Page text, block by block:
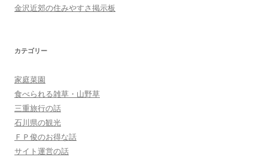
金沢近郊の住みやすさ掲示板
カテゴリー
家庭菜園
食べられる雑草・山野草
三重旅行の話
石川県の観光
ＦＰ俊のお得な話
サイト運営の話